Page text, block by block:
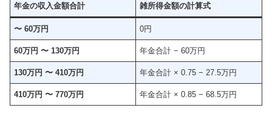
年金の収入金額合計 雑所得金額の計算式
〜 60万円 0円
60万円 〜 130万円 年金合計 − 60万円
130万円 〜 410万円 年金合計 × 0.75 − 27.5万円
410万円 〜 770万円 年金合計 × 0.85 − 68.5万円